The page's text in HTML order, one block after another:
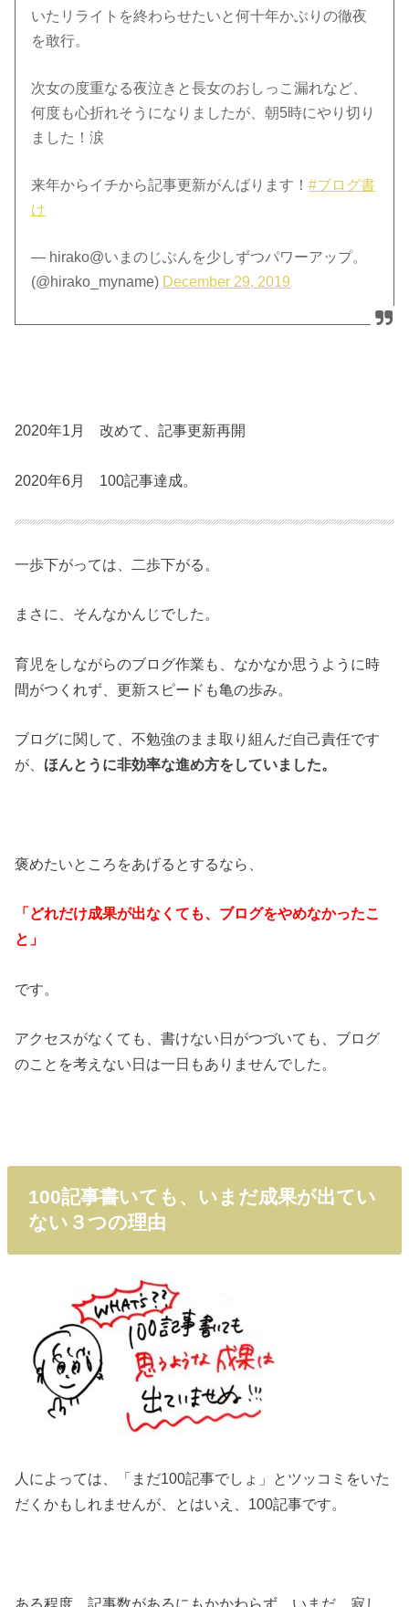
いたリライトを終わらせたいと何十年かぶりの徹夜
を敢行。
次女の度重なる夜泣きと長女のおしっこ漏れなど、
何度も心折れそうになりましたが、朝5時にやり切り
ました！涙
来年からイチから記事更新がんばります！#ブログ書
け
— hirako@いまのじぶんを少しずつパワーアップ。
(@hirako_myname) December 29, 2019
2020年1月 改めて、記事更新再開
2020年6月 100記事達成。
一歩下がっては、二歩下がる。
まさに、そんなかんじでした。
育児をしながらのブログ作業も、なかなか思うように時
間がつくれず、更新スピードも亀の歩み。
ブログに関して、不勉強のまま取り組んだ自己責任です
が、 ほんとうに非効率な進め方をしていました。
褒めたいところをあげるとするなら、
「どれだけ成果が出なくても、ブログをやめなかったこ
と」
です。
アクセスがなくても、書けない日がつづいても、ブログ
のことを考えない日は一日もありませんでした。
100記事書いても、いまだ成果が出てい
ない３つの理由
人によっては、「まだ100記事でしょ」とツッコミをいた
だくかもしれませんが、とはいえ、100記事です。
ある程度、記事数があるにもかかわらず、いまだ、寂し